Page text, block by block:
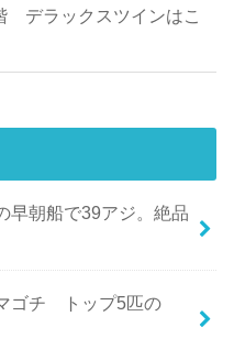
デラックスツインはこ
早朝船で39アジ。絶品
ゴチ トップ5匹の